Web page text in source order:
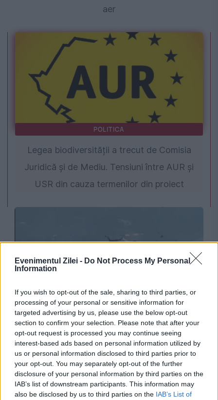
Evenimentul Zilei - Do Not Process My Personal
Information
If you wish to opt-out of the sale, sharing to third parties, or
processing of your personal or sensitive information for
targeted advertising by us, please use the below opt-out
section to confirm your selection. Please note that after your
opt-out request is processed you may continue seeing
interest-based ads based on personal information utilized by
us or personal information disclosed to third parties prior to
your opt-out. You may separately opt-out of the further
disclosure of your personal information by third parties on the
IAB’s list of downstream participants. This information may
also be disclosed by us to third parties on the IAB’s List of
aer
POLITICA
Legea biodiversității a trecut de Comisia
Juridică și de Mediu. Tensiuni între AUR și
USR din cauza termenilor din proiect
INTERNATIONAL
Două elicoptere s-au ciocnit în aer în timpul
incendiilor din Grecia. Un aparat s-a prăbușit
în flăcări